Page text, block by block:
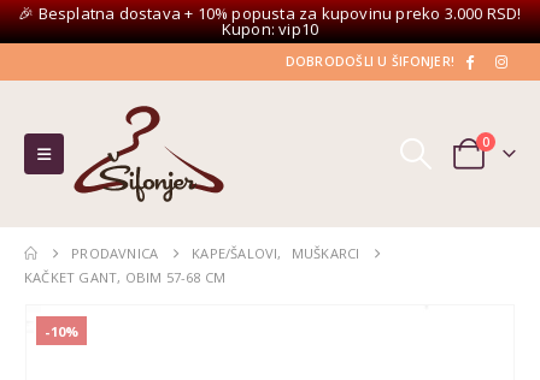
🎉 Besplatna dostava + 10% popusta za kupovinu preko 3.000 RSD!
Kupon: vip10
DOBRODOŠLI U ŠIFONJER!
0
PRODAVNICA KAPE/ŠALOVI,
MUŠKARCI
KAČKET GANT, OBIM 57-68 CM
-10%